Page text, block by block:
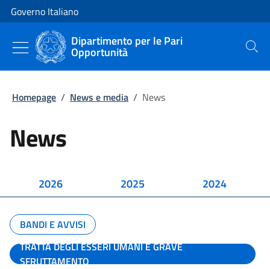
Vai al contenuto
Vai alla navigazione del sito
Governo Italiano
Dipartimento per le Pari
Opportunità Cerca
Homepage / News e media / News
News
2026 2025 2024
BANDI E AVVISI
TRATTA DEGLI ESSERI UMANI E GRAVE
SFRUTTAMENTO